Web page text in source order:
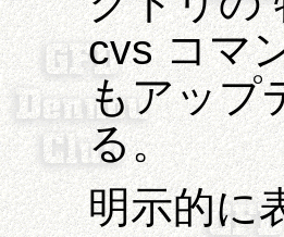
cvs コマ
もアップ
る。
明示的に